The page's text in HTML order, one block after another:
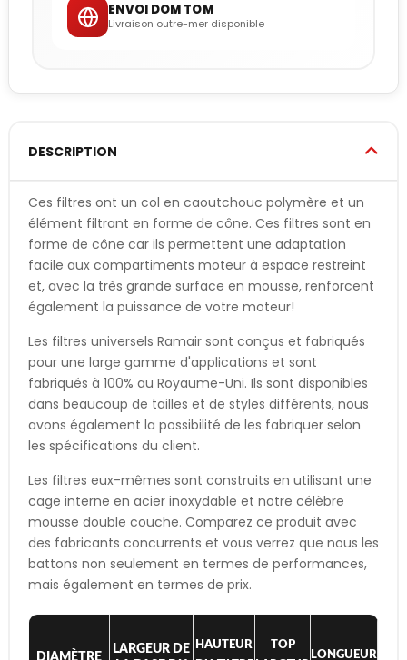
ENVOI DOM TOM
Livraison outre-mer disponible
DESCRIPTION
Ces filtres ont un col en caoutchouc polymère et un
élément filtrant en forme de cône. Ces filtres sont en
forme de cône car ils permettent une adaptation
facile aux compartiments moteur à espace restreint
et, avec la très grande surface en mousse, renforcent
également la puissance de votre moteur!
Les filtres universels Ramair sont conçus et fabriqués
pour une large gamme d'applications et sont
fabriqués à 100% au Royaume-Uni. Ils sont disponibles
dans beaucoup de tailles et de styles différents, nous
avons également la possibilité de les fabriquer selon
les spécifications du client.
Les filtres eux-mêmes sont construits en utilisant une
cage interne en acier inoxydable et notre célèbre
mousse double couche. Comparez ce produit avec
des fabricants concurrents et vous verrez que nous les
battons non seulement en termes de performances,
mais également en termes de prix.
DIAMÈTRE
LARGEUR DE
HAUTEUR
TOP
LONGUEUR